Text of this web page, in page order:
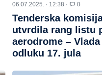
06.07.2025. · 12:38 · 0
Tenderska
utvrdila rang listu
aerodrome –
odluku 17. jula